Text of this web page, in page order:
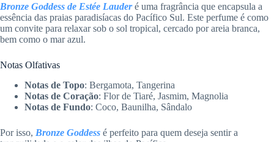
Bronze Goddess de Estée Lauderé uma fragrância que encapsula a
essência das praias paradisíacas do Pacífico Sul. Este perfume é como
um convite para relaxar sob o sol tropical, cercado por areia branca,
bem como o mar azul.
Notas Olfativas
Notas de Topo: Bergamota, Tangerina
Notas de Coração: Flor de Tiaré, Jasmim, Magnolia
Notas de Fundo: Coco, Baunilha, Sândalo
Por isso, Bronze Goddess é perfeito para quem deseja sentir a